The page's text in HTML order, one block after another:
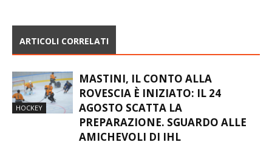
ARTICOLI CORRELATI
HOCKEY
MASTINI, IL CONTO ALLA
ROVESCIA È INIZIATO: IL 24
AGOSTO SCATTA LA
PREPARAZIONE. SGUARDO ALLE
AMICHEVOLI DI IHL